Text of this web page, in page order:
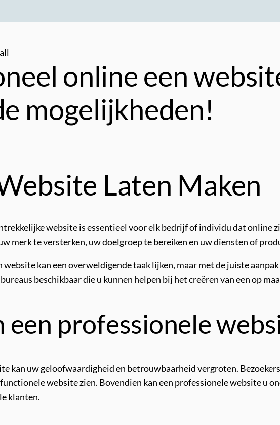
online een
mogelijkheden!
Laten Maken
website is essentieel voor elk bedrijf of individu dat online
merk te versterken, uw doelgroep te bereiken en uw diensten of
website kan een overweldigende taak lijken, maar met de juiste
beschikbaar die u kunnen helpen bij het creëren van een op
een professionele
kan uw geloofwaardigheid en betrouwbaarheid vergroten.
website zien. Bovendien kan een professionele website u
klanten.